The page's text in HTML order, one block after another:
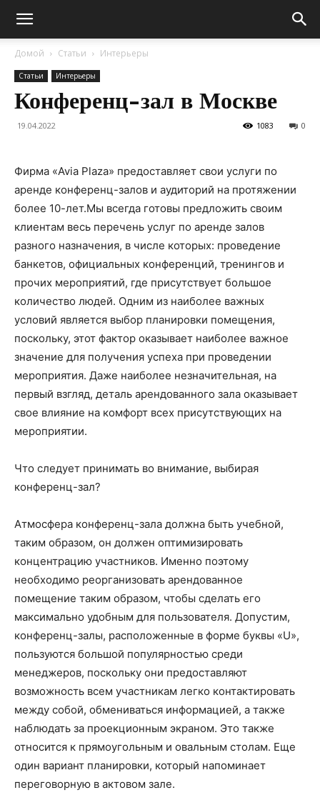
Домой Статьи Интерьеры
Статьи Интерьеры
Конференц-зал в Москве
19.04.2022 0
1083
Фирма «Avia Plaza» предоставляет свои услуги по
аренде конференц-залов и аудиторий на протяжении
более 10-лет.Мы всегда готовы предложить своим
клиентам весь перечень услуг по аренде залов
разного назначения, в числе которых: проведение
банкетов, официальных конференций, тренингов и
прочих мероприятий, где присутствует большое
количество людей. Одним из наиболее важных
условий является выбор планировки помещения,
поскольку, этот фактор оказывает наиболее важное
значение для получения успеха при проведении
мероприятия. Даже наиболее незначительная, на
первый взгляд, деталь арендованного зала оказывает
свое влияние на комфорт всех присутствующих на
мероприятии.
Что следует принимать во внимание, выбирая
конференц-зал?
Атмосфера конференц-зала должна быть учебной,
таким образом, он должен оптимизировать
концентрацию участников. Именно поэтому
необходимо реорганизовать арендованное
помещение таким образом, чтобы сделать его
максимально удобным для пользователя. Допустим,
конференц-залы, расположенные в форме буквы «U»,
пользуются большой популярностью среди
менеджеров, поскольку они предоставляют
возможность всем участникам легко контактировать
между собой, обмениваться информацией, а также
наблюдать за проекционным экраном. Это также
относится к прямоугольным и овальным столам. Еще
один вариант планировки, который напоминает
переговорную в актовом зале.